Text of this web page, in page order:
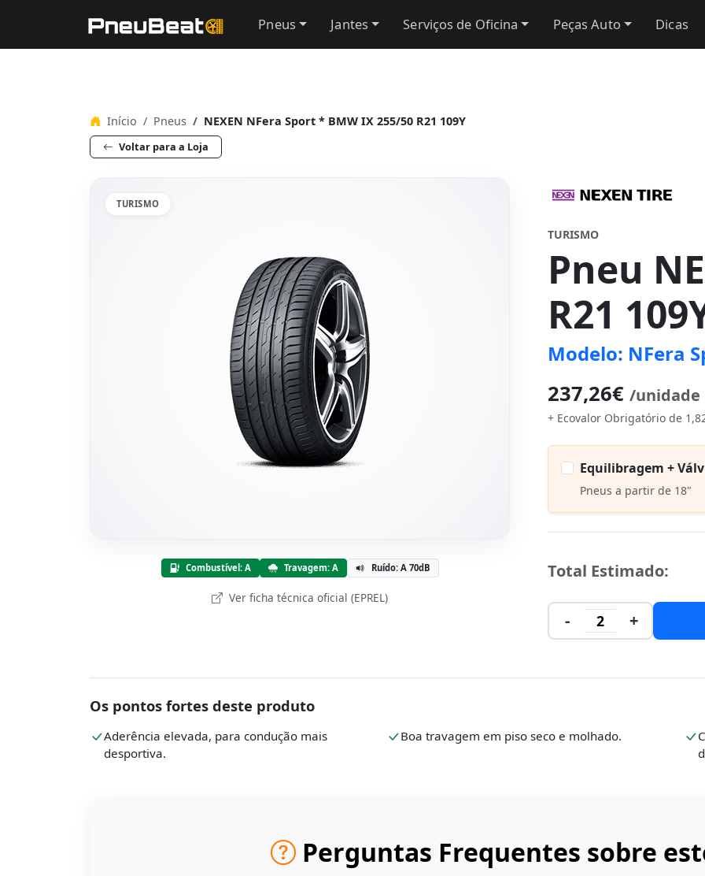
Pneus Jantes Serviços de Oficina Peças Auto Dicas
Início Pneus NEXEN NFera Sport * BMW IX 255/50 R21 109Y
Voltar para a Loja
TURISMO
Combustível: A Travagem: A Ruído: A 70dB
Ver ficha técnica oficial (EPREL)
TURISMO
Pneu
R21
Modelo: NFera
237,26€ /unidade
+ Ecovalor Obrigatório de
Equilibragem +
Pneus a partir de 18"
Total Estimado:
- 2 +
Os pontos fortes deste produto
Aderência elevada, para condução mais
desportiva.
Boa travagem em piso seco e molhado.
Perguntas Frequentes sobre